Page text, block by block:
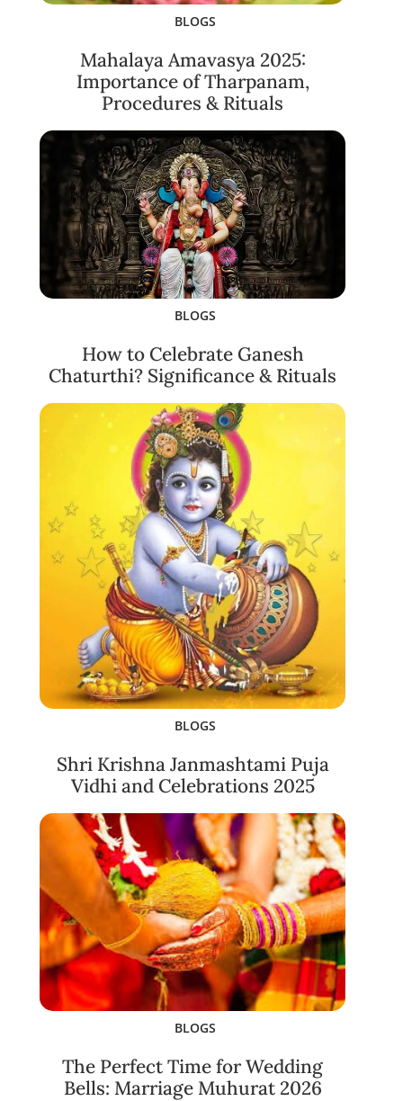
BLOGS
Mahalaya Amavasya 2025:
Importance of Tharpanam,
Procedures & Rituals
BLOGS
How to Celebrate Ganesh
Chaturthi? Significance & Rituals
BLOGS
Shri Krishna Janmashtami Puja
Vidhi and Celebrations 2025
BLOGS
The Perfect Time for Wedding
Bells: Marriage Muhurat 2026